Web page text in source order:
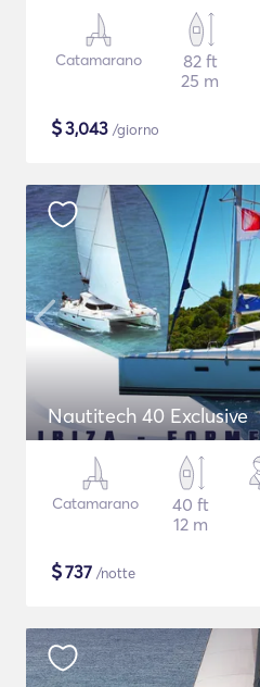
Catamarano
82 ft
25 m
$3,043 /giorno
Nautitech 40 Exclusive
Catamarano
40 ft
12 m
$737 /notte